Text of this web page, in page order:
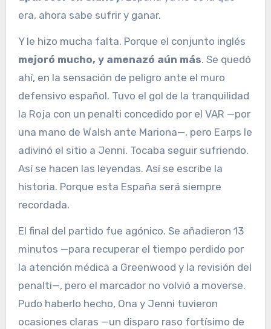
era, ahora sabe sufrir y ganar.
Y le hizo mucha falta. Porque el conjunto inglés
mejoró mucho, y amenazó aún más. Se quedó
ahí, en la sensación de peligro ante el muro
defensivo español. Tuvo el gol de la tranquilidad
la Roja con un penalti concedido por el VAR —por
una mano de Walsh ante Mariona—, pero Earps le
adivinó el sitio a Jenni. Tocaba seguir sufriendo.
Así se hacen las leyendas. Así se escribe la
historia. Porque esta España será siempre
recordada.
El final del partido fue agónico. Se añadieron 13
minutos —para recuperar el tiempo perdido por
la atención médica a Greenwood y la revisión del
penalti—, pero el marcador no volvió a moverse.
Pudo haberlo hecho, Ona y Jenni tuvieron
ocasiones claras —un disparo raso fortísimo de